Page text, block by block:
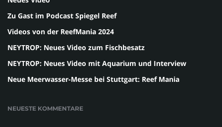
Zu Gast im Podcast Spiegel Reef
Videos von der ReefMania 2024
NEYTROP: Neues Video zum Fischbesatz
NEYTROP: Neues Video mit Aquarium und Interview
Neue Meerwasser-Messe bei Stuttgart: Reef Mania
NEUESTE KOMMENTARE